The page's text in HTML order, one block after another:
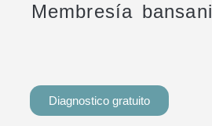
Membresía bansani
Diagnostico gratuito